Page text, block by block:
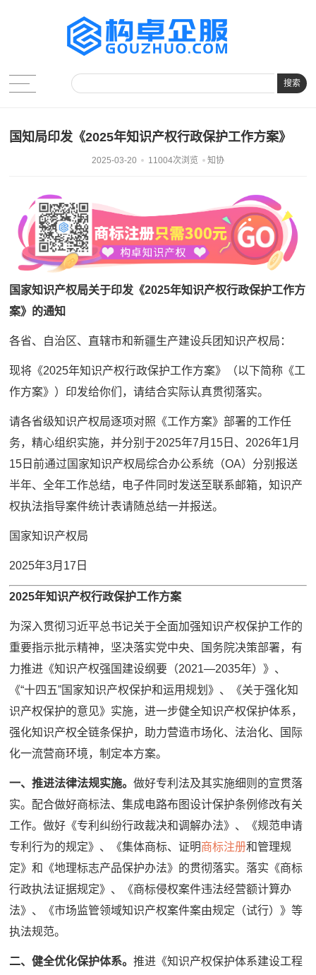
搜索
国知局印发《2025年知识产权行政保护工作方案》
2025-03-20 11004次浏览 知协
国家知识产权局关于印发《2025年知识产权行政保护工作方
案》的通知
各省、自治区、直辖市和新疆生产建设兵团知识产权局：
现将《2025年知识产权行政保护工作方案》（以下简称《工
作方案》）印发给你们，请结合实际认真贯彻落实。
请各省级知识产权局逐项对照《工作方案》部署的工作任
务，精心组织实施，并分别于2025年7月15日、2026年1月
15日前通过国家知识产权局综合办公系统（OA）分别报送
半年、全年工作总结，电子件同时发送至联系邮箱，知识产
权执法指导案件统计表请随总结一并报送。
国家知识产权局
2025年3月17日
2025年知识产权行政保护工作方案
为深入贯彻习近平总书记关于全面加强知识产权保护工作的
重要指示批示精神，坚决落实党中央、国务院决策部署，有
力推进《知识产权强国建设纲要（2021—2035年）》、
《“十四五”国家知识产权保护和运用规划》、《关于强化知
识产权保护的意见》实施，进一步健全知识产权保护体系，
强化知识产权全链条保护，助力营造市场化、法治化、国际
化一流营商环境，制定本方案。
一、推进法律法规实施。做好专利法及其实施细则的宣贯落
实。配合做好商标法、集成电路布图设计保护条例修改有关
工作。做好《专利纠纷行政裁决和调解办法》、《规范申请
专利行为的规定》、《集体商标、证明商标注册和管理规
定》和《地理标志产品保护办法》的贯彻落实。落实《商标
行政执法证据规定》、《商标侵权案件违法经营额计算办
法》、《市场监管领域知识产权案件案由规定（试行）》等
执法规范。
二、健全优化保护体系。推进《知识产权保护体系建设工程